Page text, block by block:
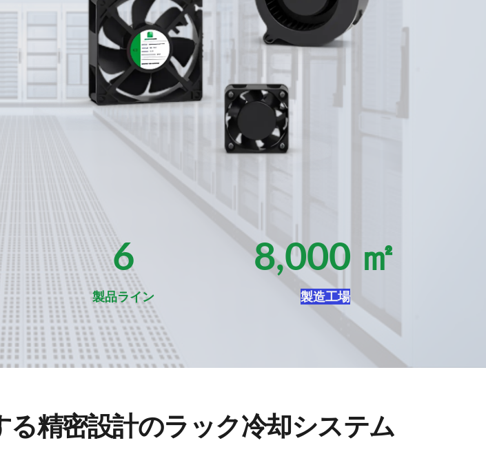
6
製品ライン
8,000 ㎡
製造工場
精密設計のラック冷却システム